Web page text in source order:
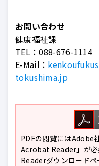
お問い合わせ
健康福祉課
TEL：088-676-1114
E-Mail：
tokushima.jp
PDFの閲覧にはAdobe
Acrobat Reader」が
Readerダウンロードペ